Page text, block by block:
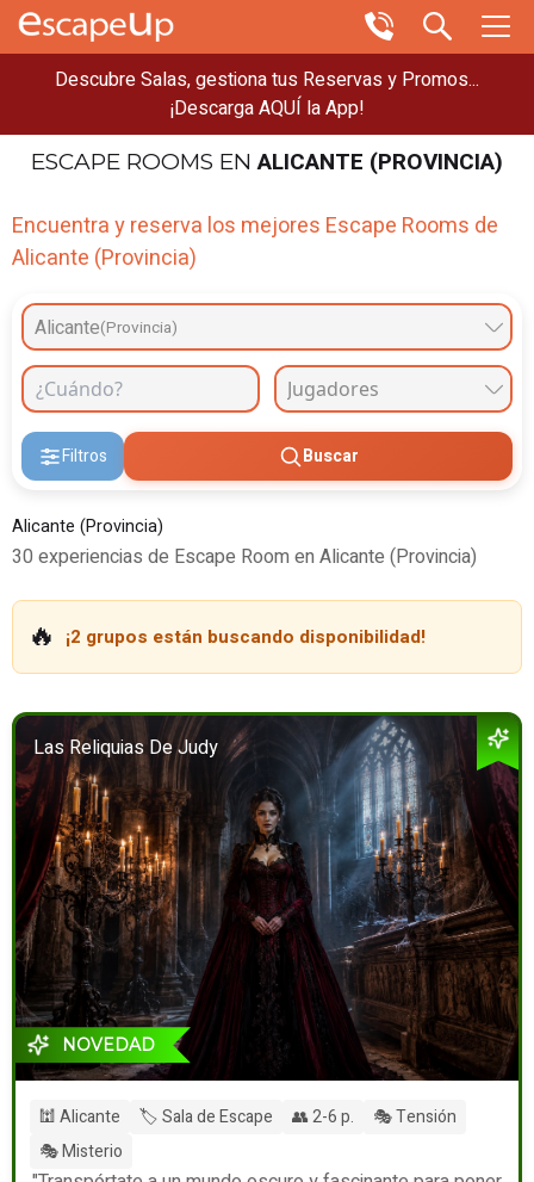
Descubre Salas, gestiona tus Reservas y Promos...
¡Descarga AQUÍ la App!
ESCAPE ROOMS ENALICANTE (PROVINCIA)
Encuentra y reserva los mejores Escape Rooms de
Alicante (Provincia)
Alicante(Provincia)
Filtros Buscar
Alicante (Provincia)
30 experiencias de Escape Room en Alicante (Provincia)
🔥 ¡2 grupos están buscando disponibilidad!
Las Reliquias De Judy
NOVEDAD
🕍 Alicante 🏷️ Sala de Escape 👥 2-6 p.
🎭 Tensión
🎭 Misterio